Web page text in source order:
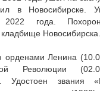
в Новосибирске.
2022 года.
Новосибирска.
орденами Ленина
Революции
Удостоен звания